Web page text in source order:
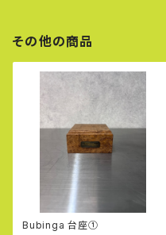
その他の商品
Bubinga 台座①